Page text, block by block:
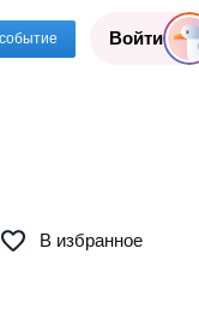
Войти
В избранное